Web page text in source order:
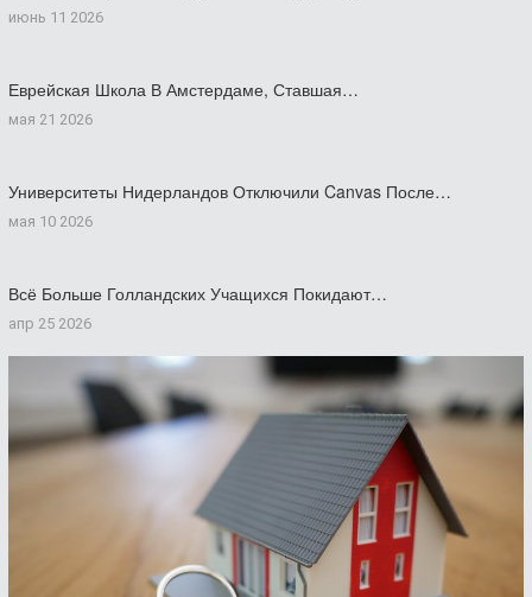
июнь 11 2026
Еврейская Школа В Амстердаме, Ставшая…
мая 21 2026
Университеты Нидерландов Отключили Canvas После…
мая 10 2026
Всё Больше Голландских Учащихся Покидают…
апр 25 2026